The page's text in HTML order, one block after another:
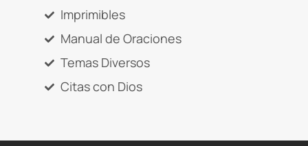
Imprimibles
Manual de Oraciones
Temas Diversos
Citas con Dios